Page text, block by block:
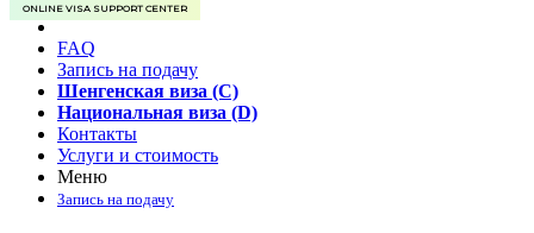
ONLINE VISA SUPPORT CENTER
FAQ
Запись на подачу
Шенгенская виза (C)
Национальная виза (D)
Контакты
Услуги и стоимость
Меню
Запись на подачу